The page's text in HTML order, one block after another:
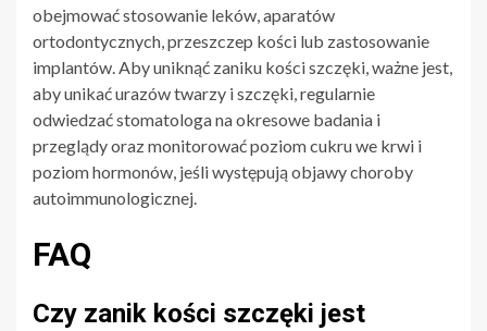
obejmować stosowanie leków, aparatów
ortodontycznych, przeszczep kości lub zastosowanie
implantów. Aby uniknąć zaniku kości szczęki, ważne jest,
aby unikać urazów twarzy i szczęki, regularnie
odwiedzać stomatologa na okresowe badania i
przeglądy oraz monitorować poziom cukru we krwi i
poziom hormonów, jeśli występują objawy choroby
autoimmunologicznej.
FAQ
Czy zanik kości szczęki jest